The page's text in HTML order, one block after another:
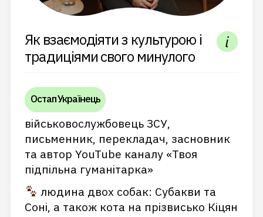
Як взаємодіяти з культурою і
традиціями свого минулого
Остап Українець
військовослужбовець ЗСУ,
письменник, перекладач, засновник
та автор YouTube каналу «Твоя
підпільна гуманітарка»
людина двох собак: Субакви та
Соні, а також кота на прізвисько Кіцян